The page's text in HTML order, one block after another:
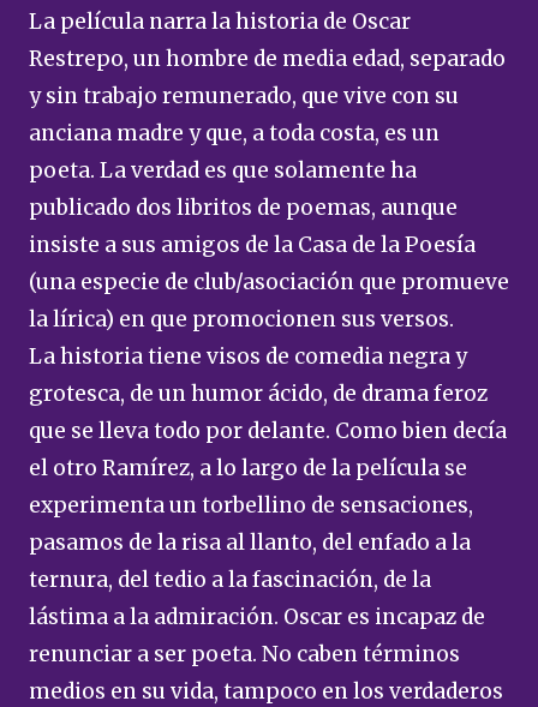
La película narra la historia de Oscar
Restrepo, un hombre de media edad, separado
y sin trabajo remunerado, que vive con su
anciana madre y que, a toda costa, es un
poeta. La verdad es que solamente ha
publicado dos libritos de poemas, aunque
insiste a sus amigos de la Casa de la Poesía
(una especie de club/asociación que promueve
la lírica) en que promocionen sus versos.
La historia tiene visos de comedia negra y
grotesca, de un humor ácido, de drama feroz
que se lleva todo por delante. Como bien decía
el otro Ramírez, a lo largo de la película se
experimenta un torbellino de sensaciones,
pasamos de la risa al llanto, del enfado a la
ternura, del tedio a la fascinación, de la
lástima a la admiración. Oscar es incapaz de
renunciar a ser poeta. No caben términos
medios en su vida, tampoco en los verdaderos